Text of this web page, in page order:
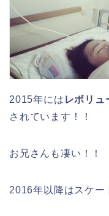
2015年には レボリュ
されています！！
お兄さんも凄い！！
2016年以降はスケー